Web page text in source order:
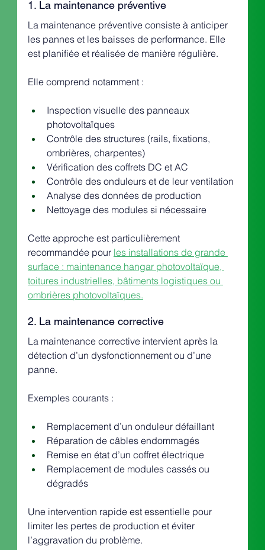
1. La maintenance préventive
La maintenance préventive consiste à anticiper
les pannes et les baisses de performance. Elle
est planifiée et réalisée de manière régulière.
Elle comprend notamment :
Inspection visuelle des panneaux
photovoltaïques
Contrôle des structures (rails, fixations,
ombrières, charpentes)
Vérification des coffrets DC et AC
Contrôle des onduleurs et de leur ventilation
Analyse des données de production
Nettoyage des modules si nécessaire
Cette approche est particulièrement
recommandée pour les installations de grande
surface : maintenance hangar photovoltaïque,
toitures industrielles, bâtiments logistiques ou
ombrières photovoltaïques.
2. La maintenance corrective
La maintenance corrective intervient après la
détection d’un dysfonctionnement ou d’une
panne.
Exemples courants :
Remplacement d’un onduleur défaillant
Réparation de câbles endommagés
Remise en état d’un coffret électrique
Remplacement de modules cassés ou
dégradés
Une intervention rapide est essentielle pour
limiter les pertes de production et éviter
l’aggravation du problème.